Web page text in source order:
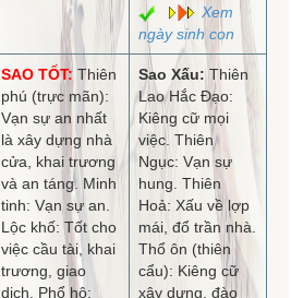
Xem
ngày sinh con
SAO TỐT: Thiên
phú (trực mãn):
Vạn sự an nhất
là xây dựng nhà
cửa, khai trương
và an táng. Minh
tinh: Vạn sự an.
Lộc khố: Tốt cho
việc cầu tài, khai
trương, giao
dịch. Phổ hộ:
Sao Xấu: Thiên
Lao Hắc Đạo:
Kiêng cữ mọi
việc. Thiên
Ngục: Vạn sự
hung. Thiên
Hoả: Xấu về lợp
mái, đổ trần nhà.
Thổ ôn (thiên
cẩu): Kiêng cữ
xây dựng, đào